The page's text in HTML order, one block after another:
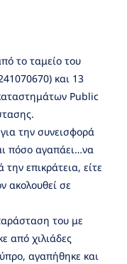
το ταμείο του
και 13
Public
την συνεισφορά
πόσο αγαπάει…να
επικράτεια, είτε
ακολουθεί σε
του με
από χιλιάδες
αγαπήθηκε και